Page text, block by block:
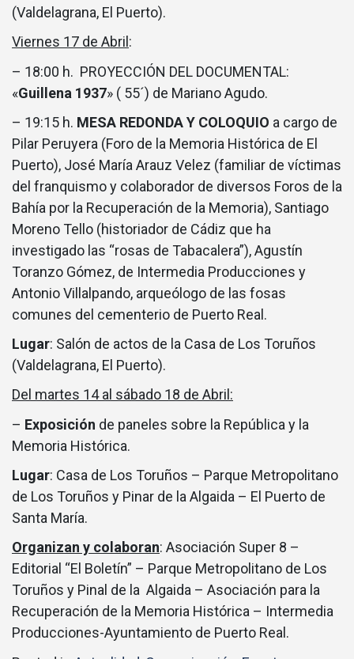
(Valdelagrana, El Puerto).
Viernes 17 de Abril :
– 18:00 h. PROYECCIÓN DEL DOCUMENTAL:
«Guillena 1937» ( 55´) de Mariano Agudo.
– 19:15 h. MESA REDONDA Y COLOQUIO a cargo de
Pilar Peruyera (Foro de la Memoria Histórica de El
Puerto), José María Arauz Velez (familiar de víctimas
del franquismo y colaborador de diversos Foros de la
Bahía por la Recuperación de la Memoria), Santiago
Moreno Tello (historiador de Cádiz que ha
investigado las “rosas de Tabacalera”), Agustín
Toranzo Gómez, de Intermedia Producciones y
Antonio Villalpando, arqueólogo de las fosas
comunes del cementerio de Puerto Real.
Lugar: Salón de actos de la Casa de Los Toruños
(Valdelagrana, El Puerto).
Del martes 14 al sábado 18 de Abril:
– Exposición de paneles sobre la República y la
Memoria Histórica.
Lugar: Casa de Los Toruños – Parque Metropolitano
de Los Toruños y Pinar de la Algaida – El Puerto de
Santa María.
Organizan y colaboran: Asociación Super 8 –
Editorial “El Boletín” – Parque Metropolitano de Los
Toruños y Pinal de la Algaida – Asociación para la
Recuperación de la Memoria Histórica – Intermedia
Producciones-Ayuntamiento de Puerto Real.